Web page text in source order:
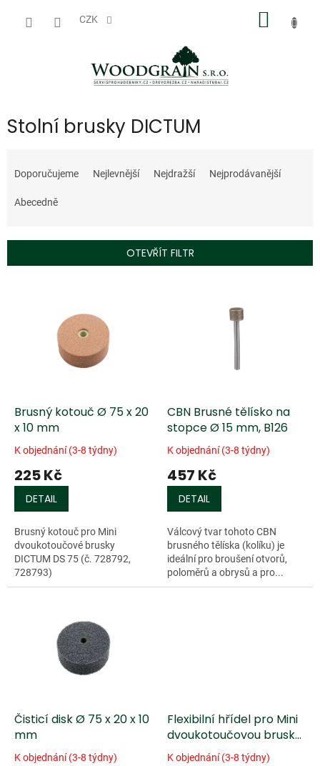
CZK
Stolní brusky DICTUM
a
e
í
r
Doporučujeme Nejlevnější Nejdražší Nejprodávanější
Abecedně
OTEVŘÍT FILTR
d
u
Brusný kotouč Ø 75 x 20
x 10 mm
K objednání (3-8 týdny)
225 Kč
DETAIL
Brusný kotouč pro Mini
dvoukotoučové brusky
DICTUM DS 75 (č. 728792,
728793)
CBN Brusné tělísko na
stopce Ø 15 mm, B126
K objednání (3-8 týdny)
457 Kč
DETAIL
Válcový tvar tohoto CBN
brusného tělíska (kolíku) je
ideální pro broušení otvorů,
poloměrů a obrysů a pro...
Čisticí disk Ø 75 x 20 x 10
mm
K objednání (3-8 týdny)
Flexibilní hřídel pro Mini
dvoukotoučovou brusku
DICTUM DS 75
K objednání (3-8 týdny)